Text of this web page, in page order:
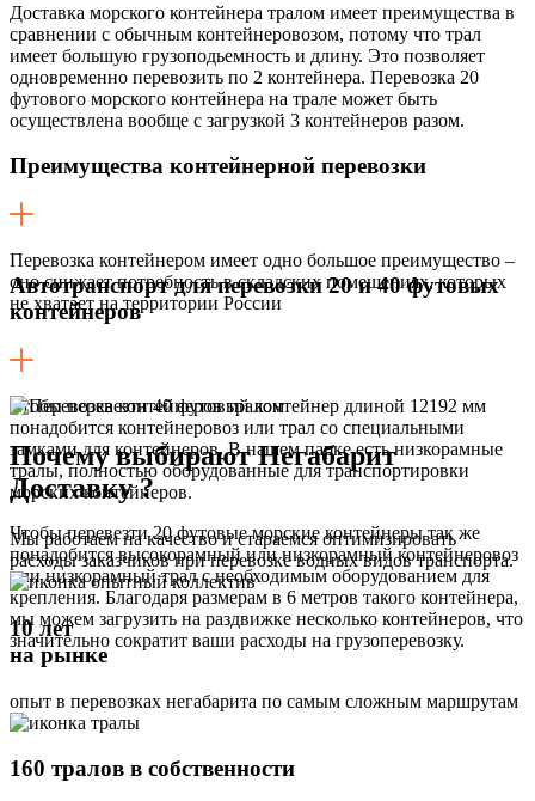
Доставка морского контейнера тралом имеет преимущества в
сравнении с обычным контейнеровозом, потому что трал
имеет большую грузоподьемность и длину. Это позволяет
одновременно перевозить по 2 контейнера. Перевозка 20
футового морского контейнера на трале может быть
осуществлена вообще с загрузкой 3 контейнеров разом.
Преимущества контейнерной перевозки
Перевозка контейнером имеет одно большое преимущество –
оно снижает потребность в складских помещениях, которых
не хватает на территории России
Автотранспорт для перевозки 20 и 40 футовых
контейнеров
Чтобы перевезти 40 футовый контейнер длиной 12192 мм
понадобится контейнеровоз или трал со специальными
замками для контейнеров. В нашем парке есть низкорамные
тралы, полностью оборудованные для транспортировки
морских контейнеров.
Чтобы перевезти 20 футовые морские контейнеры так же
понадобится высокорамный или низкорамный контейнеровоз
или низкорамный трал с необходимым оборудованием для
крепления. Благодаря размерам в 6 метров такого контейнера,
мы можем загрузить на раздвижке несколько контейнеров, что
значительно сократит ваши расходы на грузоперевозку.
Почему выбирают Негабарит
Доставку ?
Мы работаем на качество и стараемся оптимизировать
расходы заказчиков при перевозке водных видов транспорта.
10 лет
на рынке
опыт в перевозках негабарита по самым сложным маршрутам
160 тралов в собственности